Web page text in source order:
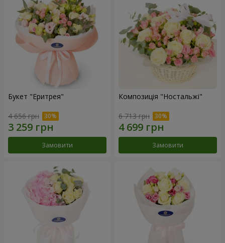
Букет "Еритрея"
4 656 грн
Замовити
Композиція "Ностальжі"
6 713 грн
Замовити